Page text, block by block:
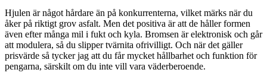
Hjulen är något hårdare än på konkurrenterna, vilket märks när du
åker på riktigt grov asfalt. Men det positiva är att de håller formen
även efter många mil i fukt och kyla. Bromsen är elektronisk och går
att modulera, så du slipper tvärnita ofrivilligt. Och när det gäller
prisvärde så tycker jag att du får mycket hållbarhet och funktion för
pengarna, särskilt om du inte vill vara väderberoende.